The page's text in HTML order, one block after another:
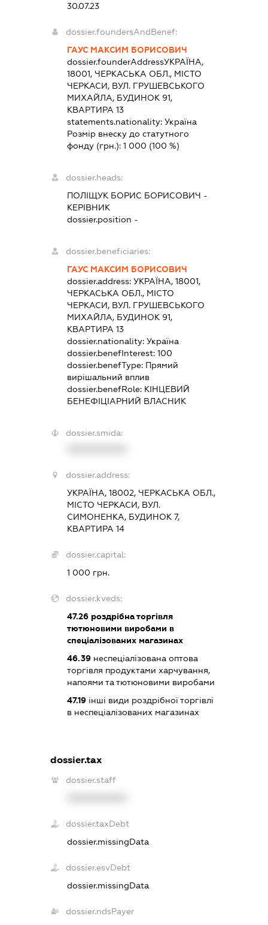
30.07.23
dossier.foundersAndBenef:
ГАУС МАКСИМ БОРИСОВИЧ
dossier.founderAddressУКРАЇНА,
18001, ЧЕРКАСЬКА ОБЛ., МІСТО
ЧЕРКАСИ, ВУЛ. ГРУШЕВСЬКОГО
МИХАЙЛА, БУДИНОК 91,
КВАРТИРА 13
statements.nationality: Україна
Розмір внеску до статутного
фонду (грн.): 1 000 (100 %)
dossier.heads:
ПОЛІЩУК БОРИС БОРИСОВИЧ -
КЕРІВНИК
dossier.position -
dossier.beneficiaries:
ГАУС МАКСИМ БОРИСОВИЧ
dossier.address: УКРАЇНА, 18001,
ЧЕРКАСЬКА ОБЛ., МІСТО
ЧЕРКАСИ, ВУЛ. ГРУШЕВСЬКОГО
МИХАЙЛА, БУДИНОК 91,
КВАРТИРА 13
dossier.nationality: Україна
dossier.benefInterest: 100
dossier.benefType: Прямий
вирішальний вплив
dossier.benefRole: КІНЦЕВИЙ
БЕНЕФІЦІАРНИЙ ВЛАСНИК
dossier.smida:
dossier.address:
УКРАЇНА, 18002, ЧЕРКАСЬКА ОБЛ.,
МІСТО ЧЕРКАСИ, ВУЛ.
СИМОНЕНКА, БУДИНОК 7,
КВАРТИРА 14
dossier.capital:
1 000 грн.
dossier.kveds:
47.26роздрібна торгівля
тютюновими виробами в
спеціалізованих магазинах
46.39неспеціалізована оптова
торгівля продуктами харчування,
напоями та тютюновими виробами
47.19інші види роздрібної торгівлі
в неспеціалізованих магазинах
dossier.tax
dossier.staff
dossier.taxDebt
dossier.missingData
dossier.esvDebt
dossier.missingData
dossier.ndsPayer